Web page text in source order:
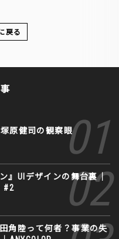
戻る
原健司の観察眼
』UIデザインの舞台裏｜
#2
角陸って何者？事業の失